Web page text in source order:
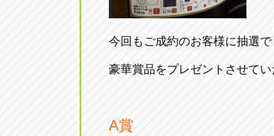
059-331-
三重県四日市市午起3丁目1番3
今回もご成約のお客様に抽選で
豪華賞品をプレゼントさせて
A賞